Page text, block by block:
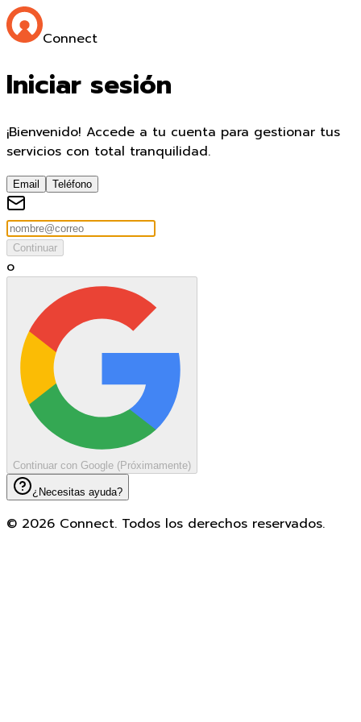
Connect
Iniciar sesión
¡Bienvenido! Accede a tu cuenta para gestionar tus
servicios con total tranquilidad.
Email Teléfono
Continuar
o
Continuar con Google (Próximamente)
¿Necesitas ayuda?
© 2026 Connect. Todos los derechos reservados.